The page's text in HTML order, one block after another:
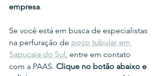
empresa.
Se você está em busca de especialistas
na perfuração de poço tubular em
Sapucaia do Sul, entre em contato
com a PAAS. Clique no botão abaixo e